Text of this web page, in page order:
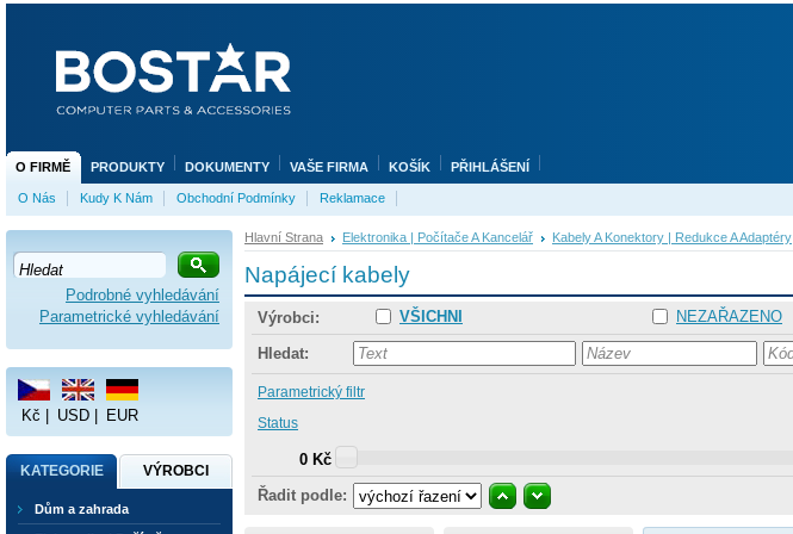
Hlavní Strana Elektronika | Počítače A Kancelář Kabely A Konektory | Redukce A Adaptéry
Napájecí kabely
Výrobci: VŠICHNI NEZAŘAZENO
Hledat:
Parametrický filtr
Status
0 Kč
Řadit podle:
Podrobné vyhledávání
Parametrické vyhledávání
Kč USD EUR
KATEGORIE VÝROBCI
Dům a zahrada
O FIRMĚ PRODUKTY DOKUMENTY VAŠE FIRMA KOŠÍK PŘIHLÁŠENÍ
O Nás Kudy K Nám Obchodní Podmínky Reklamace